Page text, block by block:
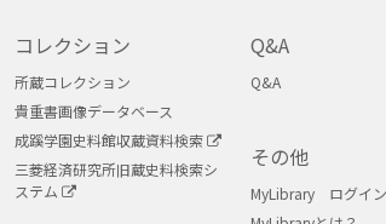
コレクション
所蔵コレクション
貴重書画像データベース
成蹊学園史料館収蔵資料検索
三菱経済研究所旧蔵史料検索シ
ステム
Q&A
Q&A
その他
MyLibrary ログイ